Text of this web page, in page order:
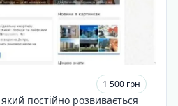
1 500 грн
постійно розвивається